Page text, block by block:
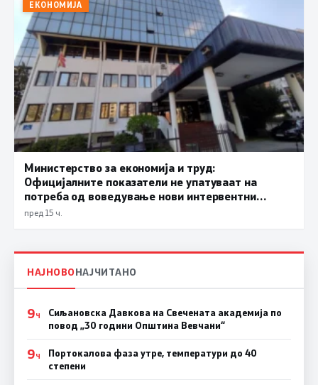
ЕКОНОМИЈА
Министерство за економија и труд:
Официјалните показатели не упатуваат на
потреба од воведување нови интервентни
мерки, ценовните движења се стабилни
пред 15 ч.
НАЈНОВОНАЈЧИТАНО
9Ч
Сиљановска Давкова на Свечената академија по
повод „30 години Општина Вевчани“
9Ч
Портокалова фаза утре, температури до 40
степени